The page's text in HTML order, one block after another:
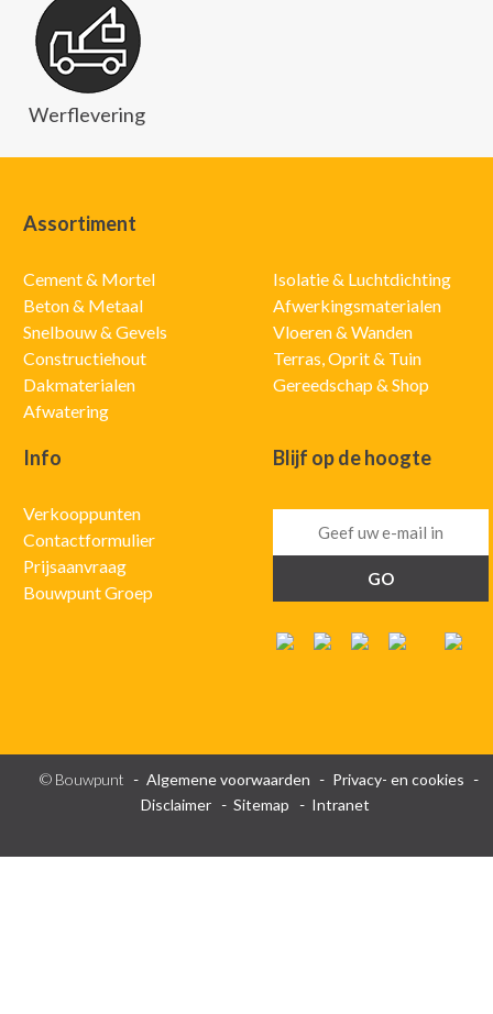
Werflevering
Assortiment
Cement & Mortel
Beton & Metaal
Snelbouw & Gevels
Constructiehout
Dakmaterialen
Afwatering
Isolatie & Luchtdichting
Afwerkingsmaterialen
Vloeren & Wanden
Terras, Oprit & Tuin
Gereedschap & Shop
Info
Verkooppunten
Contactformulier
Prijsaanvraag
Bouwpunt Groep
Blijf op de hoogte
© Bouwpunt Algemene voorwaarden
Privacy- en cookies
Disclaimer
Sitemap Intranet